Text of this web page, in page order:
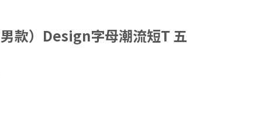
款）Design字母潮流短T 五